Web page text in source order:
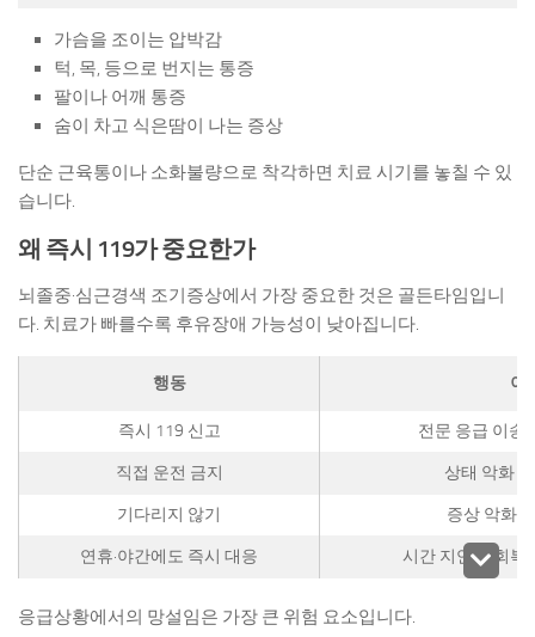
가슴을 조이는 압박감
턱, 목, 등으로 번지는 통증
팔이나 어깨 통증
숨이 차고 식은땀이 나는 증상
단순 근육통이나 소화불량으로 착각하면 치료 시기를 놓칠 수 있
습니다.
왜 즉시 119가 중요한가
뇌졸중·심근경색 조기증상에서 가장 중요한 것은 골든타임입니
다. 치료가 빠를수록 후유장애 가능성이 낮아집니다.
행동 이
즉시 119 신고 전문 응급 이송
직접 운전 금지 상태 악화
기다리지 않기 증상 악화
연휴·야간에도 즉시 대응 시간 지연은 회복
응급상황에서의 망설임은 가장 큰 위험 요소입니다.